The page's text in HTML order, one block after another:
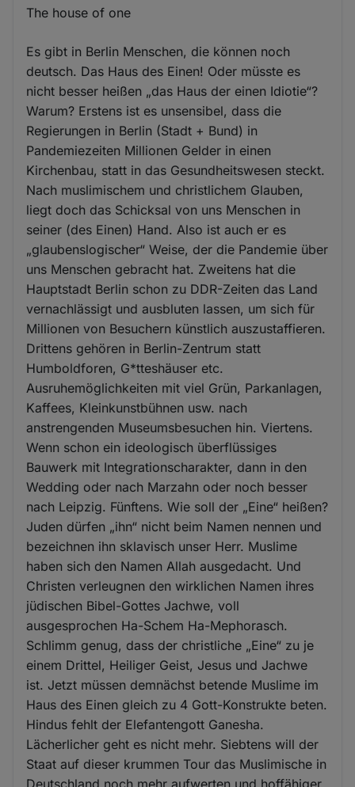
The house of one
Es gibt in Berlin Menschen, die können noch
deutsch. Das Haus des Einen! Oder müsste es
nicht besser heißen „das Haus der einen Idiotie“?
Warum? Erstens ist es unsensibel, dass die
Regierungen in Berlin (Stadt + Bund) in
Pandemiezeiten Millionen Gelder in einen
Kirchenbau, statt in das Gesundheitswesen steckt.
Nach muslimischem und christlichem Glauben,
liegt doch das Schicksal von uns Menschen in
seiner (des Einen) Hand. Also ist auch er es
„glaubenslogischer“ Weise, der die Pandemie über
uns Menschen gebracht hat. Zweitens hat die
Hauptstadt Berlin schon zu DDR-Zeiten das Land
vernachlässigt und ausbluten lassen, um sich für
Millionen von Besuchern künstlich auszustaffieren.
Drittens gehören in Berlin-Zentrum statt
Humboldforen, G*tteshäuser etc.
Ausruhemöglichkeiten mit viel Grün, Parkanlagen,
Kaffees, Kleinkunstbühnen usw. nach
anstrengenden Museumsbesuchen hin. Viertens.
Wenn schon ein ideologisch überflüssiges
Bauwerk mit Integrationscharakter, dann in den
Wedding oder nach Marzahn oder noch besser
nach Leipzig. Fünftens. Wie soll der „Eine“ heißen?
Juden dürfen „ihn“ nicht beim Namen nennen und
bezeichnen ihn sklavisch unser Herr. Muslime
haben sich den Namen Allah ausgedacht. Und
Christen verleugnen den wirklichen Namen ihres
jüdischen Bibel-Gottes Jachwe, voll
ausgesprochen Ha-Schem Ha-Mephorasch.
Schlimm genug, dass der christliche „Eine“ zu je
einem Drittel, Heiliger Geist, Jesus und Jachwe
ist. Jetzt müssen demnächst betende Muslime im
Haus des Einen gleich zu 4 Gott-Konstrukte beten.
Hindus fehlt der Elefantengott Ganesha.
Lächerlicher geht es nicht mehr. Siebtens will der
Staat auf dieser krummen Tour das Muslimische in